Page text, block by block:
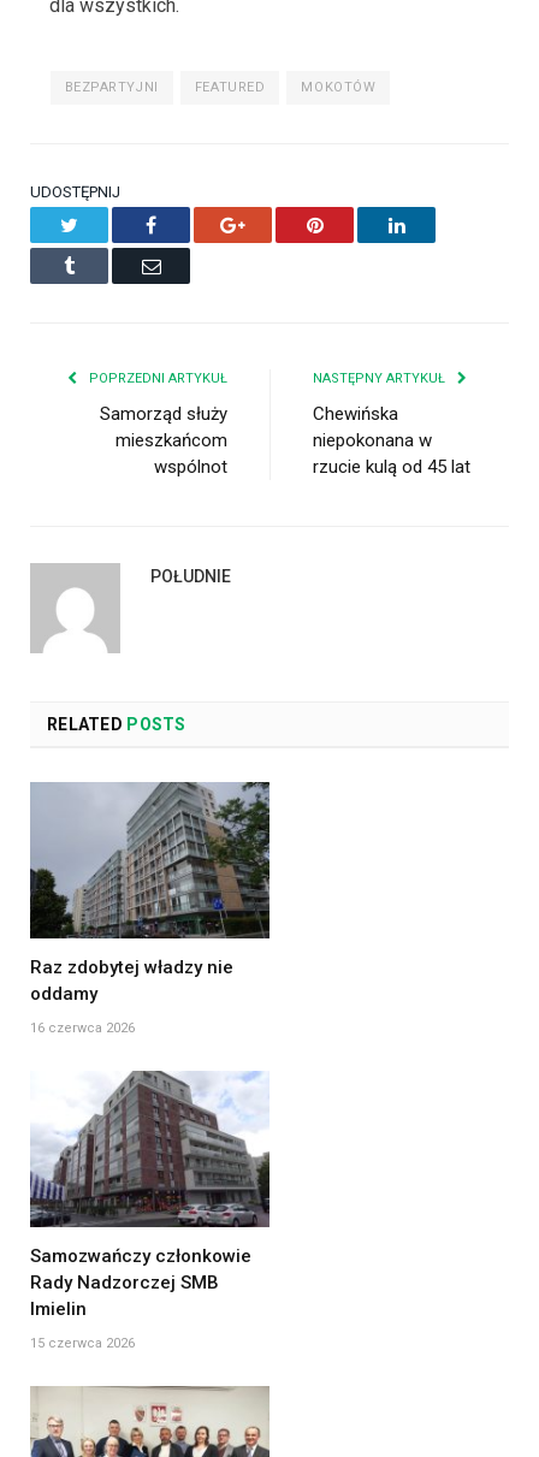
dla wszystkich.
BEZPARTYJNI FEATURED MOKOTÓW
UDOSTĘPNIJ
Facebook Google+ Pinterest LinkedIn
Tumblr Email
POPRZEDNI ARTYKUŁ
Samorząd służy
mieszkańcom
wspólnot
NASTĘPNY ARTYKUŁ
Chewińska
niepokonana w
rzucie kulą od 45 lat
POŁUDNIE
RELATED POSTS
Raz zdobytej władzy nie
oddamy
16 czerwca 2026
Samozwańczy członkowie
Rady Nadzorczej SMB
Imielin
15 czerwca 2026